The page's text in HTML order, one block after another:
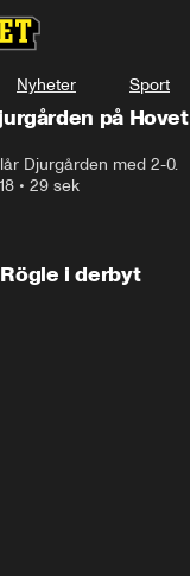
Nyheter Sport
på Hovet
Djurgården med 2-0.
• 29 sek
i derbyt